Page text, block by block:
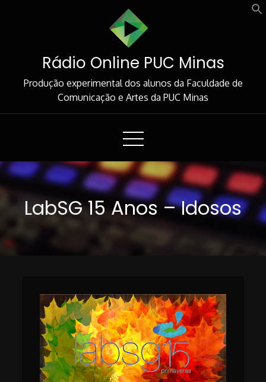
Rádio Online PUC Minas
Produção experimental dos alunos da Faculdade de
Comunicação e Artes da PUC Minas
LabSG 15 Anos – Idosos